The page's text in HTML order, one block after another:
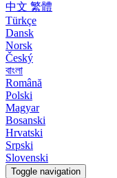
中文 繁體
Türkçe
Dansk
Norsk
Český
বাংলা
Română
Polski
Magyar
Bosanski
Hrvatski
Srpski
Slovenski
Toggle navigation